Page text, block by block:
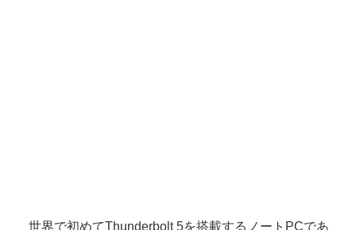
世界で初めてThunderbolt 5を搭載するノートPCであ